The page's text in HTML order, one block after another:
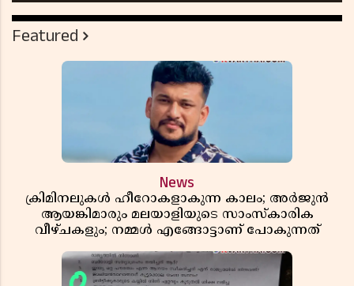
Featured
News
ക്രിമിനലുകൾ ഹീറോകളാകുന്ന കാലം; അർജുൻ
ആയങ്കിമാരും മലയാളിയുടെ സാംസ്കാരിക
വീഴ്ചകളും; നമ്മൾ എങ്ങോട്ടാണ് പോകുന്നത്